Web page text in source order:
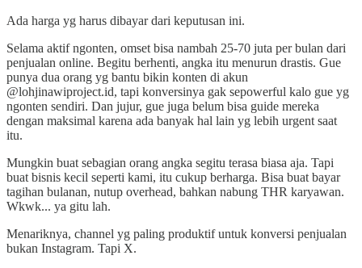
Ada harga yg harus dibayar dari keputusan ini.
Selama aktif ngonten, omset bisa nambah 25-70 juta per bulan dari
penjualan online. Begitu berhenti, angka itu menurun drastis. Gue
punya dua orang yg bantu bikin konten di akun
@lohjinawiproject.id, tapi konversinya gak sepowerful kalo gue yg
ngonten sendiri. Dan jujur, gue juga belum bisa guide mereka
dengan maksimal karena ada banyak hal lain yg lebih urgent saat
itu.
Mungkin buat sebagian orang angka segitu terasa biasa aja. Tapi
buat bisnis kecil seperti kami, itu cukup berharga. Bisa buat bayar
tagihan bulanan, nutup overhead, bahkan nabung THR karyawan.
Wkwk... ya gitu lah.
Menariknya, channel yg paling produktif untuk konversi penjualan
bukan Instagram. Tapi X.